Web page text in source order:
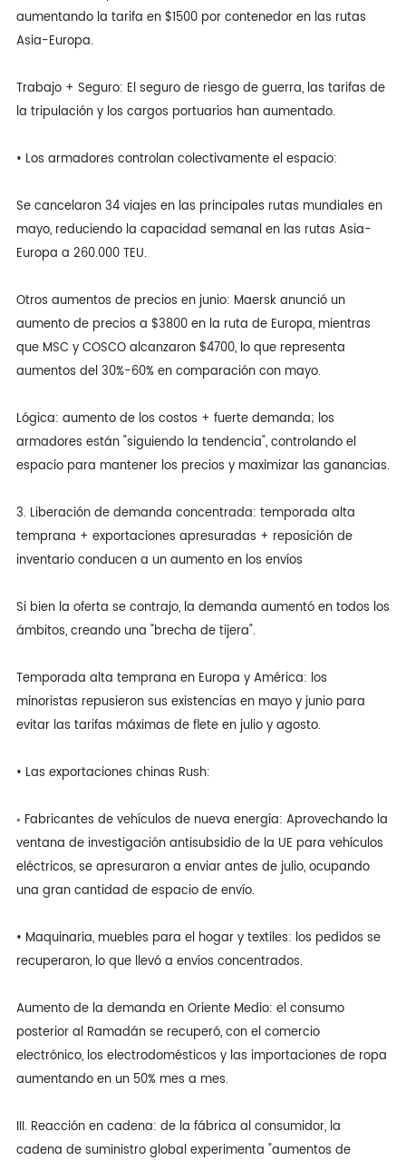
aumentando la tarifa en $1500 por contenedor en las rutas
Asia-Europa.
Trabajo + Seguro: El seguro de riesgo de guerra, las tarifas de
la tripulación y los cargos portuarios han aumentado.
• Los armadores controlan colectivamente el espacio:
Se cancelaron 34 viajes en las principales rutas mundiales en
mayo, reduciendo la capacidad semanal en las rutas Asia-
Europa a 260.000 TEU.
Otros aumentos de precios en junio: Maersk anunció un
aumento de precios a $3800 en la ruta de Europa, mientras
que MSC y COSCO alcanzaron $4700, lo que representa
aumentos del 30%-60% en comparación con mayo.
Lógica: aumento de los costos + fuerte demanda; los
armadores están "siguiendo la tendencia", controlando el
espacio para mantener los precios y maximizar las ganancias.
3. Liberación de demanda concentrada: temporada alta
temprana + exportaciones apresuradas + reposición de
inventario conducen a un aumento en los envíos
Si bien la oferta se contrajo, la demanda aumentó en todos los
ámbitos, creando una "brecha de tijera".
Temporada alta temprana en Europa y América: los
minoristas repusieron sus existencias en mayo y junio para
evitar las tarifas máximas de flete en julio y agosto.
• Las exportaciones chinas Rush:
◦ Fabricantes de vehículos de nueva energía: Aprovechando la
ventana de investigación antisubsidio de la UE para vehículos
eléctricos, se apresuraron a enviar antes de julio, ocupando
una gran cantidad de espacio de envío.
• Maquinaria, muebles para el hogar y textiles: los pedidos se
recuperaron, lo que llevó a envíos concentrados.
Aumento de la demanda en Oriente Medio: el consumo
posterior al Ramadán se recuperó, con el comercio
electrónico, los electrodomésticos y las importaciones de ropa
aumentando en un 50% mes a mes.
III. Reacción en cadena: de la fábrica al consumidor, la
cadena de suministro global experimenta "aumentos de